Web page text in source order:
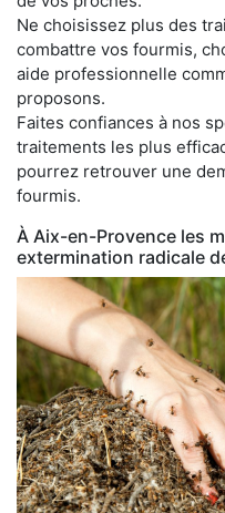
Ne choisissez plus des
combattre vos fourmis,
aide professionnelle
proposons.
Faites confiances à nos
traitements les plus
pourrez retrouver une
fourmis.
À Aix-en-Provence les
extermination radicale